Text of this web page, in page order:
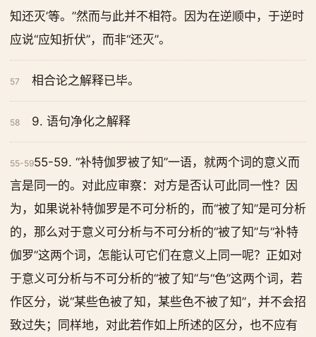
知还灭’等。”然而与此并不相符。因为在逆顺中，于逆时
应说“应知折伏”，而非“还灭”。
57 相合论之解释已毕。
58 9. 语句净化之解释
55-5955-59. “补特伽罗被了知”一语，就两个词的意义而
言是同一的。对此应审察：对方是否认可此同一性？因
为，如果说补特伽罗是不可分析的，而“被了知”是可分析
的，那么对于意义可分析与不可分析的“被了知”与“补特
伽罗”这两个词，怎能认可它们在意义上同一呢？正如对
于意义可分析与不可分析的“被了知”与“色”这两个词，若
作区分，说“某些色被了知，某些色不被了知”，并不会招
致过失；同样地，对此若作如上所述的区分，也不应有